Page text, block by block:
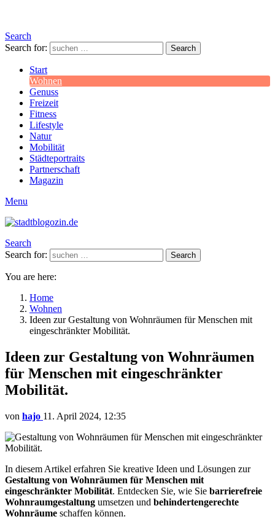
Search
Search for:
Search
Start
Wohnen
Genuss
Freizeit
Fitness
Lifestyle
Natur
Mobilität
Städteportraits
Partnerschaft
Magazin
Menu
Search
Search for:
Search
You are here:
Home
Wohnen
Ideen zur Gestaltung von Wohnräumen für Menschen mit
eingeschränkter Mobilität.
Ideen zur Gestaltung von Wohnräumen
für Menschen mit eingeschränkter
Mobilität.
von hajo 11. April 2024, 12:35
In diesem Artikel erfahren Sie kreative Ideen und Lösungen zur
Gestaltung von Wohnräumen für Menschen mit
eingeschränkter Mobilität. Entdecken Sie, wie Sie barrierefreie
Wohnraumgestaltung umsetzen und behindertengerechte
Wohnräume schaffen können.